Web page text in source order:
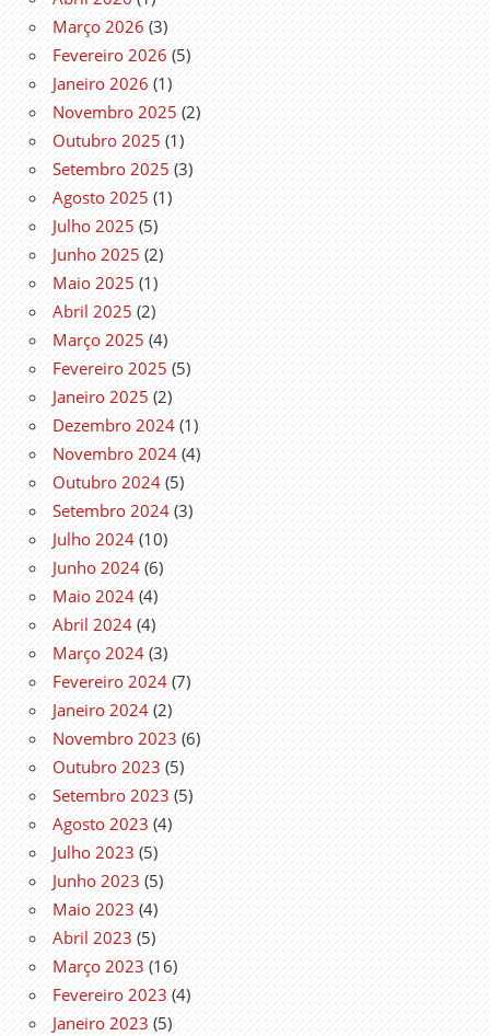
Março 2026 (3)
Fevereiro 2026 (5)
Janeiro 2026 (1)
Novembro 2025 (2)
Outubro 2025 (1)
Setembro 2025 (3)
Agosto 2025 (1)
Julho 2025 (5)
Junho 2025 (2)
Maio 2025 (1)
Abril 2025 (2)
Março 2025 (4)
Fevereiro 2025 (5)
Janeiro 2025 (2)
Dezembro 2024 (1)
Novembro 2024 (4)
Outubro 2024 (5)
Setembro 2024 (3)
Julho 2024 (10)
Junho 2024 (6)
Maio 2024 (4)
Abril 2024 (4)
Março 2024 (3)
Fevereiro 2024 (7)
Janeiro 2024 (2)
Novembro 2023 (6)
Outubro 2023 (5)
Setembro 2023 (5)
Agosto 2023 (4)
Julho 2023 (5)
Junho 2023 (5)
Maio 2023 (4)
Abril 2023 (5)
Março 2023 (16)
Fevereiro 2023 (4)
Janeiro 2023 (5)